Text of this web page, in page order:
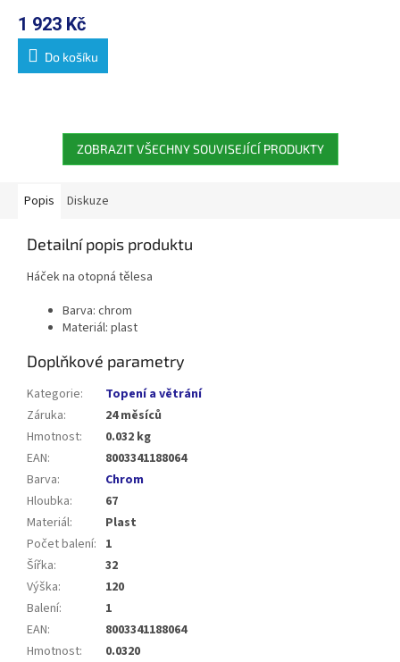
1 923 Kč
Do košíku
ZOBRAZIT VŠECHNY SOUVISEJÍCÍ PRODUKTY
Popis Diskuze
Detailní popis produktu
Háček na otopná tělesa
Barva: chrom
Materiál: plast
Doplňkové parametry
Kategorie:
Topení a větrání
Záruka:
24 měsíců
Hmotnost:
0.032 kg
EAN:
8003341188064
Barva:
Chrom
Hloubka:
67
Materiál:
Plast
Počet balení: 1
Šířka:
32
Výška:
120
Balení:
1
EAN:
8003341188064
Hmotnost:
0.0320